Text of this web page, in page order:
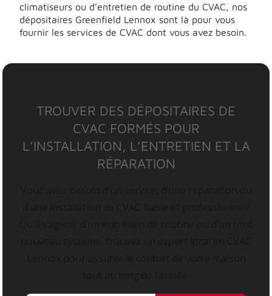
climatiseurs ou d’entretien de routine du CVAC, nos
dépositaires Greenfield Lennox sont là pour vous
fournir les services de CVAC dont vous avez besoin.
TROUVER DES DÉPOSITAIRES DE
CVAC FORMÉS POUR
L’INSTALLATION, L’ENTRETIEN ET LA
RÉPARATION